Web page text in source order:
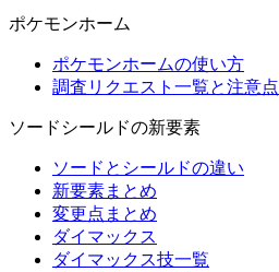
ポケモンホーム
ポケモンホームの使い方
調査リクエスト一覧と注意点
ソードシールドの新要素
ソードとシールドの違い
新要素まとめ
変更点まとめ
ダイマックス
ダイマックス技一覧